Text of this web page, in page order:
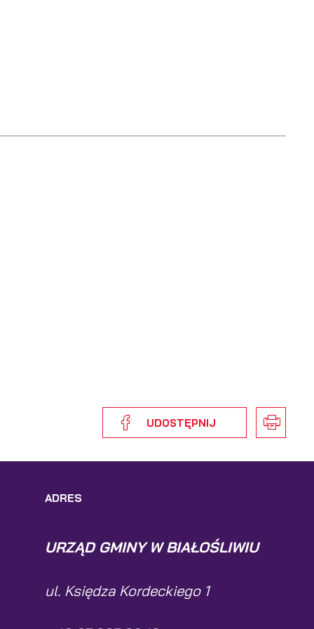
UDOSTĘPNIJ
ADRES
URZĄD GMINY W BIAŁOŚLIWIU
ul. Księdza Kordeckiego 1
i